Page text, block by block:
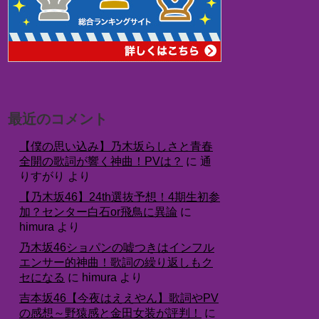
最近のコメント
【僕の思い込み】乃木坂らしさと青春
全開の歌詞が響く神曲！PVは？ に 通
りすがり より
【乃木坂46】24th選抜予想！4期生初参
加？センター白石or飛鳥に異論 に
himura より
乃木坂46ショパンの嘘つきはインフル
エンサー的神曲！歌詞の繰り返しもク
セになる に himura より
吉本坂46【今夜はええやん】歌詞やPV
の感想～野猿感と金田女装が評判！
に